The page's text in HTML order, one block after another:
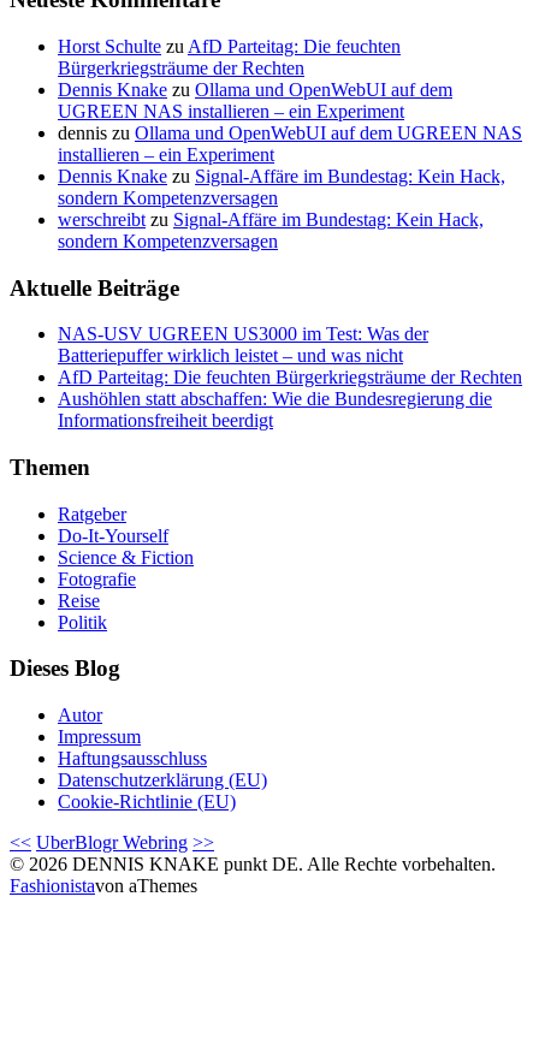
Horst Schulte zu AfD Parteitag: Die feuchten
Bürgerkriegsträume der Rechten
Dennis Knake zu Ollama und OpenWebUI auf dem
UGREEN NAS installieren – ein Experiment
dennis zu Ollama und OpenWebUI auf dem UGREEN NAS
installieren – ein Experiment
Dennis Knake zu Signal-Affäre im Bundestag: Kein Hack,
sondern Kompetenzversagen
werschreibt zu Signal-Affäre im Bundestag: Kein Hack,
sondern Kompetenzversagen
Aktuelle Beiträge
NAS-USV UGREEN US3000 im Test: Was der
Batteriepuffer wirklich leistet – und was nicht
AfD Parteitag: Die feuchten Bürgerkriegsträume der Rechten
Aushöhlen statt abschaffen: Wie die Bundesregierung die
Informationsfreiheit beerdigt
Themen
Ratgeber
Do-It-Yourself
Science & Fiction
Fotografie
Reise
Politik
Dieses Blog
Autor
Impressum
Haftungsausschluss
Datenschutzerklärung (EU)
Cookie-Richtlinie (EU)
<< UberBlogr Webring >>
© 2026 DENNIS KNAKE punkt DE. Alle Rechte vorbehalten.
Fashionistavon aThemes